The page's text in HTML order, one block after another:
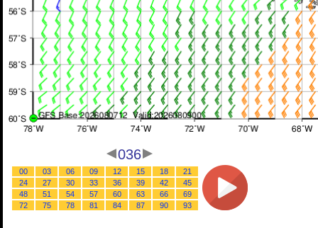
036
00 03 06 09 12 15 18
21
24
27 30 33 36 39 42
45
48
51 54 57 60 63 66
69
72
75 78 81 84 87 90 93